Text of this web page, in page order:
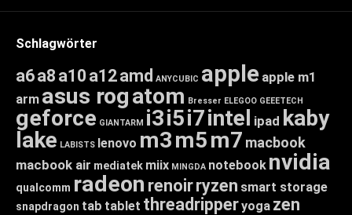
Schlagwörter
a6a8 a10 a12amd ANYCUBIC apple apple m1
arm asus rogatom Bresser ELEGOO GEEETECH
geforce GIANTARM i3i5i7intel ipad kaby
lake LABISTS lenovo m3m5m7 macbook
macbook air mediatek miix MINGDA notebook nvidia
qualcomm radeon renoirryzen smart storage
snapdragon tab tablet threadripperyoga zen